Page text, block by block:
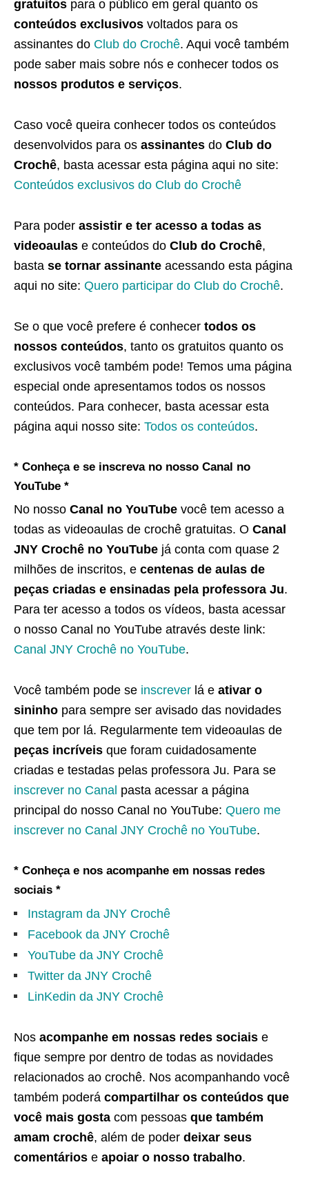
gratuitos para o público em geral quanto os
conteúdos exclusivos voltados para os
assinantes do Club do Crochê. Aqui você também
pode saber mais sobre nós e conhecer todos os
nossos produtos e serviços.
Caso você queira conhecer todos os conteúdos
desenvolvidos para os assinantes do Club do
Crochê, basta acessar esta página aqui no site:
Conteúdos exclusivos do Club do Crochê
Para poder assistir e ter acesso a todas as
videoaulas e conteúdos do Club do Crochê,
basta se tornar assinante acessando esta página
aqui no site: Quero participar do Club do Crochê.
Se o que você prefere é conhecer todos os
nossos conteúdos, tanto os gratuitos quanto os
exclusivos você também pode! Temos uma página
especial onde apresentamos todos os nossos
conteúdos. Para conhecer, basta acessar esta
página aqui nosso site: Todos os conteúdos.
* Conheça e se inscreva no nosso Canal no
YouTube *
No nosso Canal no YouTube você tem acesso a
todas as videoaulas de crochê gratuitas. O Canal
JNY Crochê no YouTube já conta com quase 2
milhões de inscritos, e centenas de aulas de
peças criadas e ensinadas pela professora Ju.
Para ter acesso a todos os vídeos, basta acessar
o nosso Canal no YouTube através deste link:
Canal JNY Crochê no YouTube.
Você também pode se inscrever lá e ativar o
sininho para sempre ser avisado das novidades
que tem por lá. Regularmente tem videoaulas de
peças incríveis que foram cuidadosamente
criadas e testadas pelas professora Ju. Para se
inscrever no Canal pasta acessar a página
principal do nosso Canal no YouTube: Quero me
inscrever no Canal JNY Crochê no YouTube.
* Conheça e nos acompanhe em nossas redes
sociais *
Instagram da JNY Crochê
Facebook da JNY Crochê
YouTube da JNY Crochê
Twitter da JNY Crochê
LinKedin da JNY Crochê
Nos acompanhe em nossas redes sociais e
fique sempre por dentro de todas as novidades
relacionados ao crochê. Nos acompanhando você
também poderá compartilhar os conteúdos que
você mais gosta com pessoas que também
amam crochê, além de poder deixar seus
comentários e apoiar o nosso trabalho.